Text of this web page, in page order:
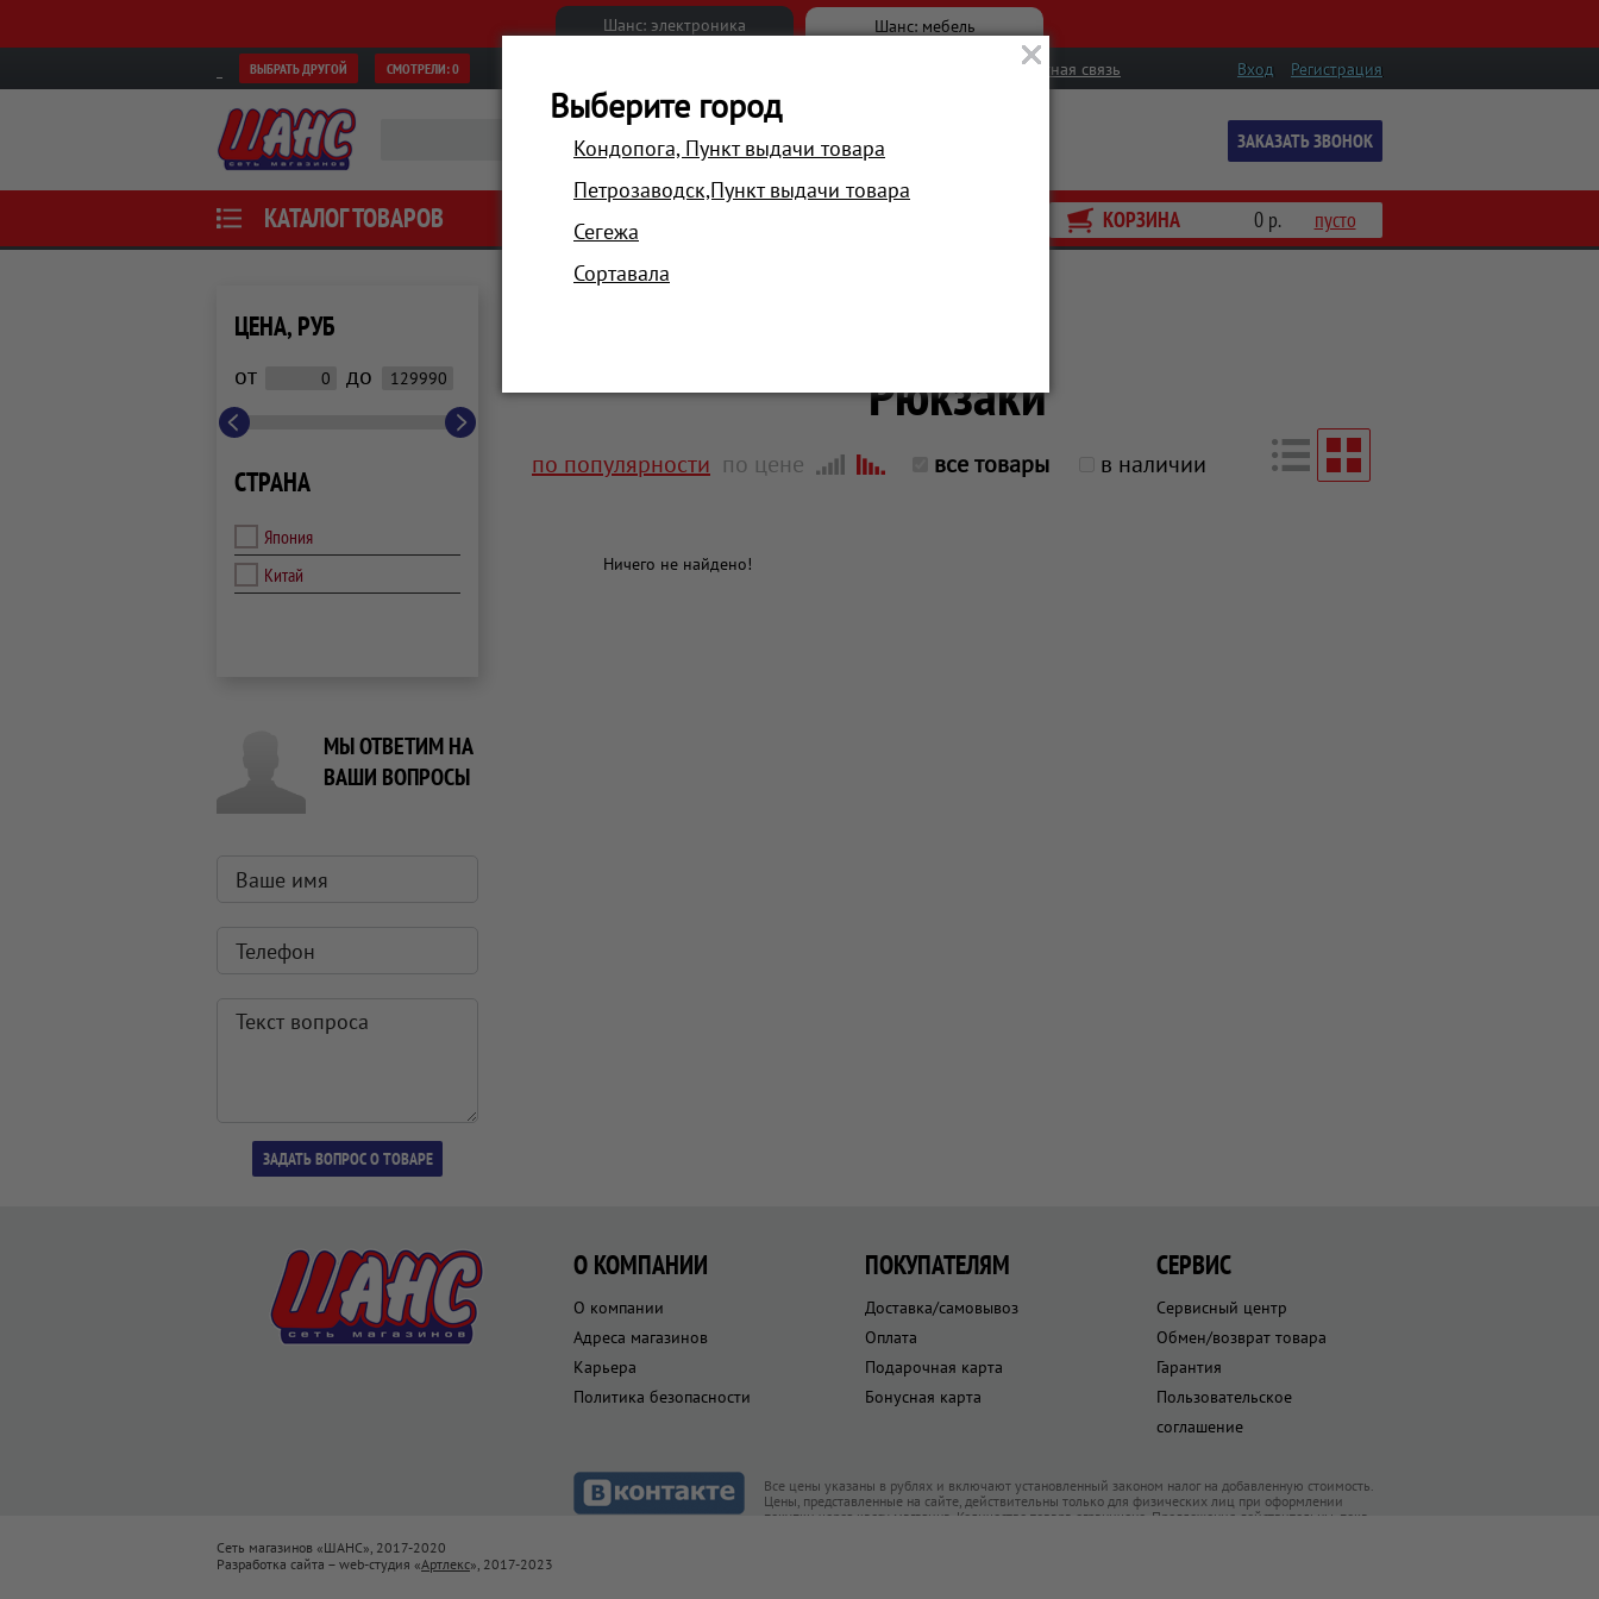
Шанс: электроника Шанс: мебель
ВЫБРАТЬ ДРУГОЙ СМОТРЕЛИ:0 Вход Регистрация
Обратная связь
ЗАКАЗАТЬ ЗВОНОК
КАТАЛОГ ТОВАРОВ АКЦИИ КОРЗИНА 0 р. пусто
ЦЕНА, РУБ
от до
СТРАНА
Япония
Китай
МЫ ОТВЕТИМ НА
ВАШИ ВОПРОСЫ
Рюкзаки
по популярности по цене все товары в наличии
Ничего не найдено!
О КОМПАНИИ
О компании
Адреса магазинов
Карьера
Политика безопасности
ПОКУПАТЕЛЯМ
Доставка/самовывоз
Оплата
Подарочная карта
Бонусная карта
СЕРВИС
Сервисный центр
Обмен/возврат товара
Гарантия
Пользовательское
соглашение
Все цены указаны в рублях и включают установленный законом налог на добавленную стоимость.
Цены, представленные на сайте, действительны только для физических лиц при оформлении
покупки через кассу магазина. Количество товара ограничено. Предложения действительны, пока
Сеть магазинов «ШАНС», 2017-2020
Разработка сайта – web-студия «Артлекс», 2017-2023
Выберите город
Кондопога, Пункт выдачи товара
Петрозаводск,Пункт выдачи товара
Сегежа
Сортавала